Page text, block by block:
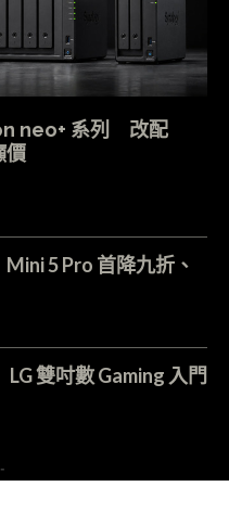
neo+ 系列 改配
價
Mini 5 Pro 首降九折、
雙吋數 Gaming 入門